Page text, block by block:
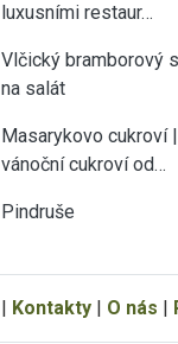
luxusními restaur…
Vlčický bramborový
na salát
Masarykovo cukroví
vánoční cukroví od…
Pindruše
Kontakty O nás